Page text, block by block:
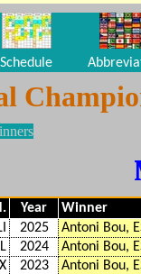
Schedule
Year
Winner
2025
Antoni Bou,
L
2024
Antoni Bou,
2023
Antoni Bou,